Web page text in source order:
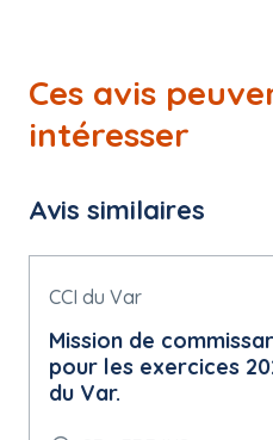
Ces avis
intéresser
Avis similaires
CCI du Var
Mission de
pour les exercices
du Var.